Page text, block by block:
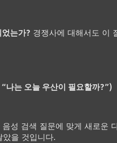
는가? 경쟁사에 대해서도 이
나는 오늘 우산이 필요할까?”)
성 검색 질문에 맞게 새로운
을 것입니다.